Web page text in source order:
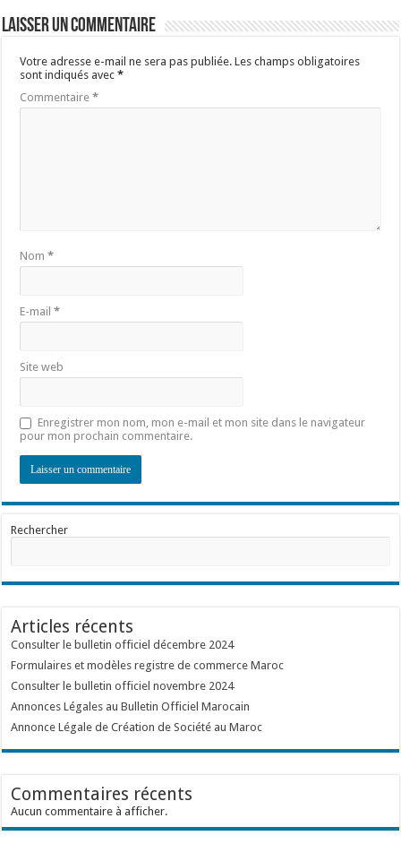
Laisser un commentaire
Votre adresse e-mail ne sera pas publiée. Les champs obligatoires
sont indiqués avec*
Commentaire*
Nom*
E-mail*
Site web
Enregistrer mon nom, mon e-mail et mon site dans le navigateur
pour mon prochain commentaire.
Rechercher
Articles récents
Consulter le bulletin officiel décembre 2024
Formulaires et modèles registre de commerce Maroc
Consulter le bulletin officiel novembre 2024
Annonces Légales au Bulletin Officiel Marocain
Annonce Légale de Création de Société au Maroc
Commentaires récents
Aucun commentaire à afficher.